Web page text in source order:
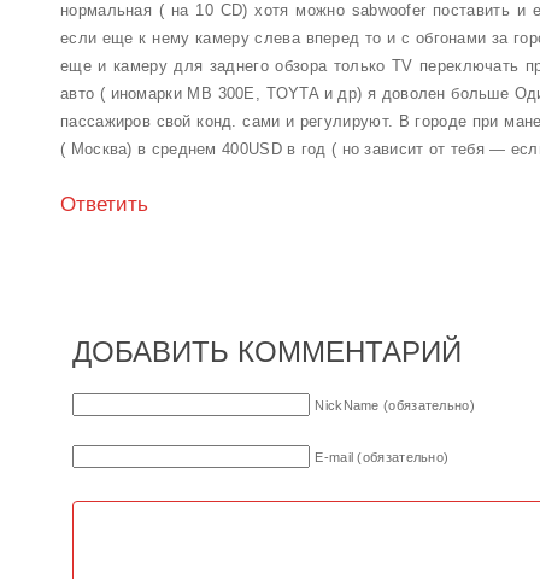
нормальная ( на 10 CD) хотя можно sabwoofer поставить и
если еще к нему камеру слева вперед то и с обгонами за
еще и камеру для заднего обзора только TV переключать
авто ( иномарки МВ 300Е, TOYTA и др) я доволен больше
пассажиров свой конд. сами и регулируют. В городе при
( Москва) в среднем 400USD в год ( но зависит от тебя —
Ответить
ДОБАВИТЬ КОММЕНТАРИЙ
NickName (обязательно)
E-mail (обязательно)